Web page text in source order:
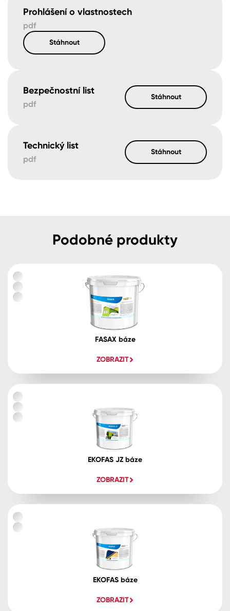
Prohlášení o vlastnostech
pdf
Stáhnout
Bezpečnostní list
pdf
Stáhnout
Technický list
pdf
Stáhnout
Podobné produkty
FASAX báze
ZOBRAZIT
EKOFAS JZ báze
ZOBRAZIT
EKOFAS báze
ZOBRAZIT